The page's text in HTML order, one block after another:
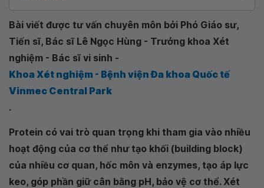
Bài viết được tư vấn chuyên môn bởi Phó Giáo sư,
Tiến sĩ, Bác sĩ Lê Ngọc Hùng - Trưởng khoa Xét
nghiệm - Bác sĩ vi sinh -
Khoa Xét nghiệm - Bệnh viện Đa khoa Quốc tế
Vinmec Central Park
.
Protein có vai trò quan trọng khi tham gia vào nhiều
hoạt động của cơ thể như tạo khối (building block)
của nhiều cơ quan, hốc môn và enzymes, tạo áp lực
keo, góp phần giữ cân bằng pH, bảo vệ cơ thể. Xét